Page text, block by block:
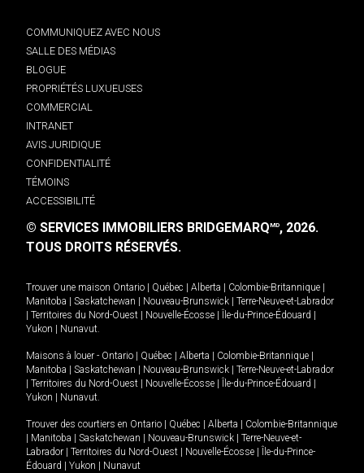
COMMUNIQUEZ AVEC NOUS
SALLE DES MÉDIAS
BLOGUE
PROPRIÉTÉS LUXUEUSES
COMMERCIAL
INTRANET
AVIS JURIDIQUE
CONFIDENTIALITÉ
TÉMOINS
ACCESSIBILITÉ
© SERVICES IMMOBILIERS BRIDGEMARQMD, 2026.
TOUS DROITS RÉSERVÉS.
Trouver une maison Ontario Québec Alberta Colombie-Britannique
Manitoba
Saskatchewan Nouveau-Brunswick
Terre-Neuve-et-Labrador
Territoires du Nord-Ouest Nouvelle-Écosse Île-du-Prince-Édouard
Yukon
Nunavut.
Maisons à louer - Ontario Québec Alberta Colombie-Britannique
Manitoba
Saskatchewan Nouveau-Brunswick
Terre-Neuve-et-Labrador
Territoires du Nord-Ouest Nouvelle-Écosse Île-du-Prince-Édouard
Yukon
Nunavut.
Trouver des courtiers en Ontario Québec Alberta
Colombie-Britannique
Manitoba Saskatchewan Nouveau-Brunswick
Terre-Neuve-et-
Labrador
Territoires du Nord-Ouest Nouvelle-Écosse
Île-du-Prince-
Édouard
Yukon Nunavut